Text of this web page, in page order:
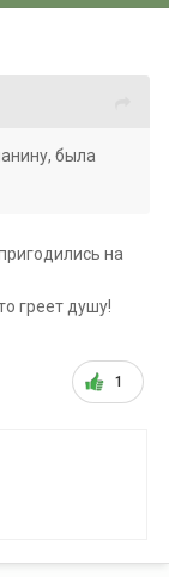
была
на
греет душу!
1